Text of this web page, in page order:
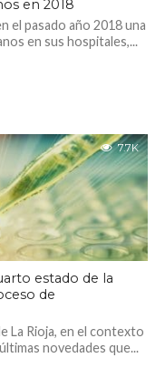
en 2018
el pasado año 2018 una
en sus hospitales,...
7.7K
estado de la
de
La Rioja, en el contexto
novedades que...